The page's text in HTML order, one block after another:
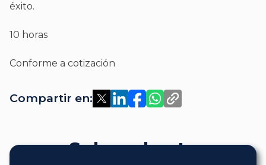
éxito.
10 horas
Conforme a cotización
Compartir en:
Sobre el autor